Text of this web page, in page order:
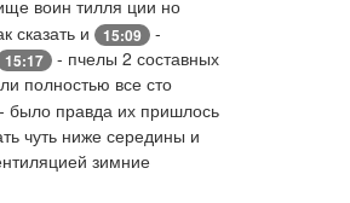
воин тилля ции но
сказать и 15:09
-
15:17
- пчелы 2 составных
полностью все сто
- было правда их пришлось
чуть ниже середины и
зимние